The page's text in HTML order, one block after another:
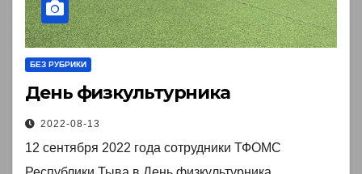
БЕЗ РУБРИКИ
День физкультурника
2022-08-13
12 сентября 2022 года сотрудники ТФОМС